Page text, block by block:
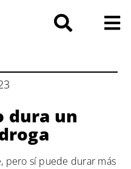
dura un
pero sí puede durar más